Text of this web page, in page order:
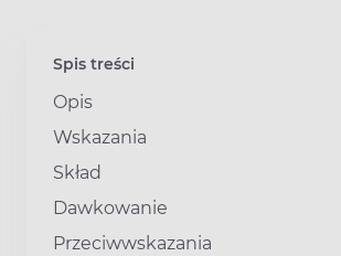
Spis treści
Opis
Wskazania
Skład
Dawkowanie
Przeciwwskazania